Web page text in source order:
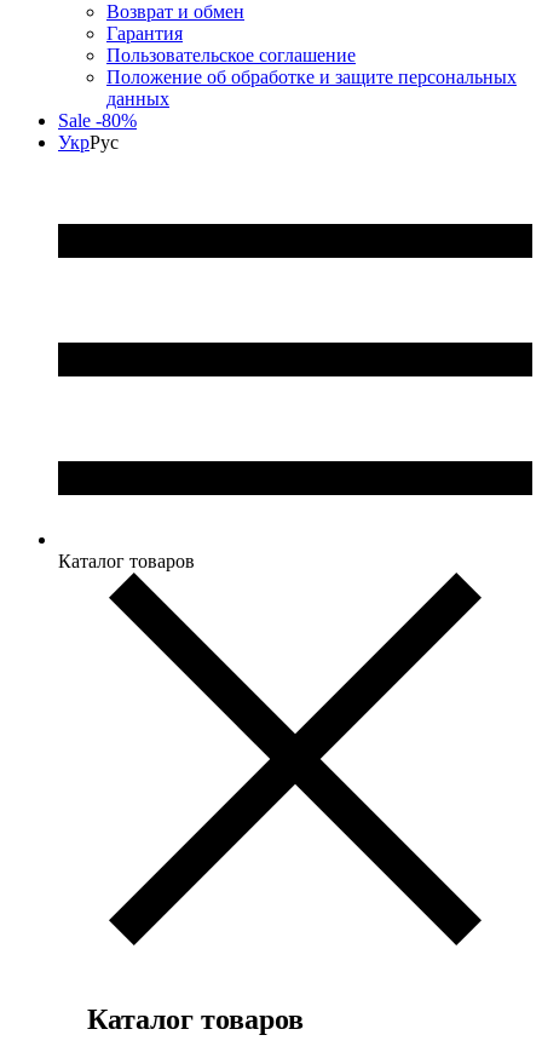
Возврат и обмен
Гарантия
Пользовательское соглашение
Положение об обработке и защите персональных
данных
Sale -80%
УкрРус
Каталог товаров
Каталог товаров